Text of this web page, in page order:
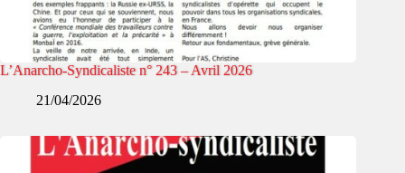
L’Anarcho-Syndicaliste n° 243 – Avril 2026
21/04/2026